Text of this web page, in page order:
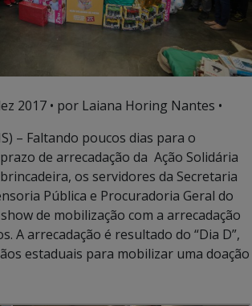
2017 • por Laiana Horing Nantes •
– Faltando poucos dias para o
de arrecadação da Ação Solidária
os servidores da Secretaria
Pública e Procuradoria Geral do
de mobilização com a arrecadação
A arrecadação é resultado do “Dia D”,
estaduais para mobilizar uma doação